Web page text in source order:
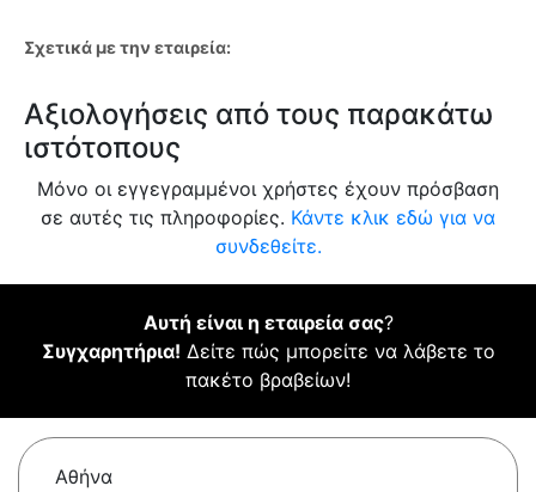
Σχετικά με την εταιρεία:
Αξιολογήσεις από τους παρακάτω
ιστότοπους
Μόνο οι εγγεγραμμένοι χρήστες έχουν πρόσβαση
σε αυτές τις πληροφορίες. Κάντε κλικ εδώ για να
συνδεθείτε.
Αυτή είναι η εταιρεία σας?
Συγχαρητήρια! Δείτε πώς μπορείτε να λάβετε το
πακέτο βραβείων!
Αθήνα